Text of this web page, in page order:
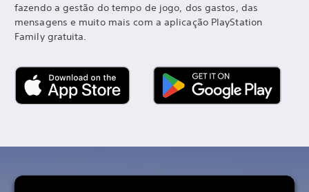
fazendo a gestão do tempo de jogo, dos gastos, das
mensagens e muito mais com a aplicação PlayStation
Family gratuita.